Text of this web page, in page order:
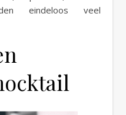
eindeloos veel